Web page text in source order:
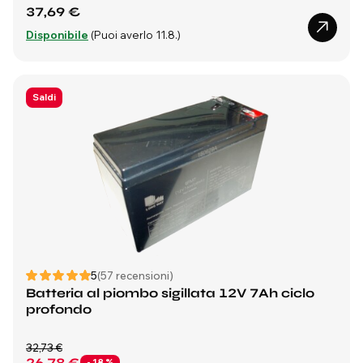
37,69 €
Disponibile (Puoi averlo 11.8.)
Saldi
5(57 recensioni)
Batteria al piombo sigillata 12V 7Ah ciclo
profondo
32,73 €